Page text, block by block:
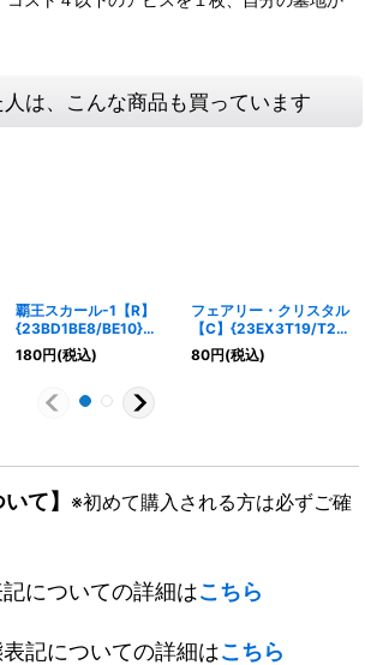
は、こんな商品も買っています
覇王スカール-1【R】
{23BD1BE8/BE10}
《多》
180円(税込)
フェアリー・クリスタル
【C】{23EX3T19/T20}
《自然》
80円(税込)
て】 ※初めて購入される方は必ずご確
についての詳細はこちら
記についての詳細はこちら